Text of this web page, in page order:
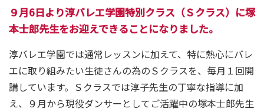
９月6日より淳バレエ学園特別クラス（Ｓクラス）に塚
本士郎先生をお迎えできることになりました。
淳バレエ学園では通常レッスンに加えて、特に熱心にバレ
エに取り組みたい生徒さんの為のＳクラスを、毎月１回開
講しています。Ｓクラスでは淳子先生の丁寧な指導に加
え、９月から現役ダンサーとしてご活躍中の塚本士郎先生